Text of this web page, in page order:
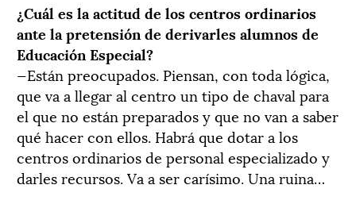
¿Cuál es la actitud de los centros ordinarios
ante la pretensión de derivarles alumnos de
Educación Especial?
—Están preocupados. Piensan, con toda lógica,
que va a llegar al centro un tipo de chaval para
el que no están preparados y que no van a saber
qué hacer con ellos. Habrá que dotar a los
centros ordinarios de personal especializado y
darles recursos. Va a ser carísimo. Una ruina…